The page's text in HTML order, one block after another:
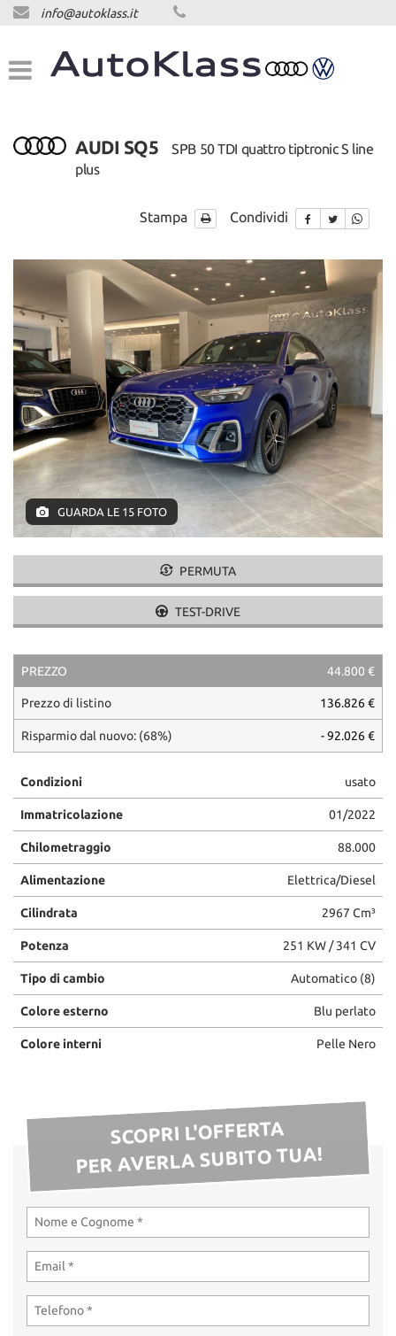
HOME
LISTA VEICOLI
ASSISTENZA
NEWS
AREA COMMERCIANTI
info@autoklass.it
AUDI SQ5
SPB 50 TDI quattro tiptronic S line
plus
Stampa Condividi
GUARDA LE 15 FOTO
PERMUTA
TEST-DRIVE
PREZZO 44.800 €
Prezzo di listino 136.826 €
Risparmio dal nuovo: (68%) - 92.026 €
Condizioni usato
Immatricolazione 01/2022
Chilometraggio 88.000
Alimentazione Elettrica/Diesel
Cilindrata 2967 Cm³
Potenza 251 KW / 341 CV
Tipo di cambio Automatico (8)
Colore esterno Blu perlato
Colore interni Pelle Nero
SCOPRI L'OFFERTA
PER AVERLA SUBITO TUA!